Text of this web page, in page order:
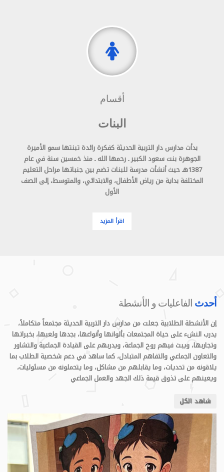
أقسام
البنات
بدأت مدارس دار التربية الحديثة كفكرة رائدة تبنتها سمو الأميرة
الجوهرة بنت سعود الكبير ـ رحمها الله ـ منذ خمسين سنة في عام
1387هـ حيث أنشأت مدرسة للبنات تضم بين جنباتها مراحل التعليم
المختلفة بداية من رياض الأطفال، والابتدائي، والمتوسط، إلى الصف
الأول
اقرأ المزيد
أحدث الفاعليات و الأنشطة
إن الأنشطة الطلابية جعلت من مدارس دار التربية الحديثة مجتمعاً متكاملاً،
يدرب النشء على حياة المجتمعات بألوانها وأنواعها، بجدها ولعبها، بخبراتها
وتجاربها، ويبث فيهم روح الجماعة، ويدربهم على القيادة الجماعية والتشاور
والتعاون الجماعي والتفاهم المتبادل، كما ساهد في دعم شخصية الطلاب بما
يلاقونه من تحديات، وما يقابلهم من مشاكل، وما يتحملونه من مسئوليات،
ويعينهم على تذوق قيمة ذلك الجهد والعمل الجماعي
شاهد الكل